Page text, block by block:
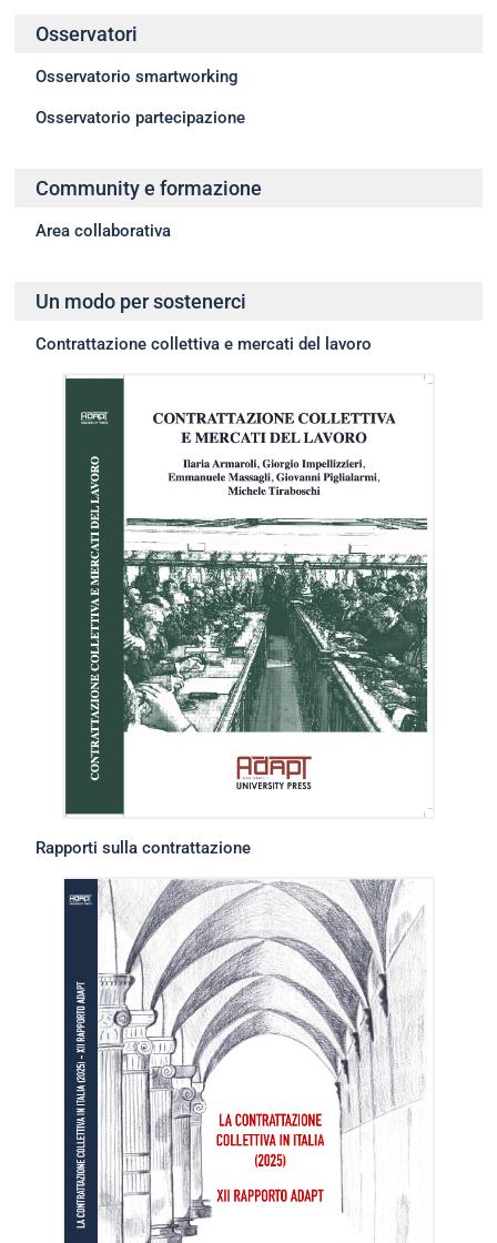
Osservatori
Osservatorio smartworking
Osservatorio partecipazione
Community e formazione
Area collaborativa
Un modo per sostenerci
Contrattazione collettiva e mercati del lavoro
Rapporti sulla contrattazione